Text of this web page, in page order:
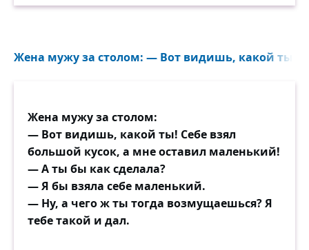
Жена мужу за столом: — Вот видишь, какой ты!
Жена мужу за столом:
— Вот видишь, какой ты! Себе взял
большой кусок, а мне оставил маленький!
— А ты бы как сделала?
— Я бы взяла себе маленький.
— Ну, а чего ж ты тогда возмущаешься? Я
тебе такой и дал.